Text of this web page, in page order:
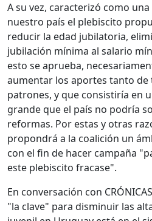
A su vez, caracterizó como
nuestro país el plebiscito
reducir la edad jubilatoria,
jubilación mínima al salario
esto se aprueba,
aumentar los aportes tanto
patrones, y que consistiría en
grande que el país no podría
reformas. Por estas y otras
propondrá a la coalición un
con el fin de hacer campaña
este plebiscito fracase".
En conversación con
"la clave" para disminuir las